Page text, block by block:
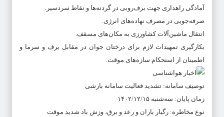
آمادگی راهداری جهت برف‌روبی در گردنه‌ها و نقاط سردسیر.
صرفه‌جویی در مصرف نهاده‌های انرژی.
انتقال ماشین‌آلات کشاورزی به مکان‌های مسقف.
بکارگیری تمهیدات لازم برای درختان جوان در مقابل برف و سرما و
اطمینان از استحکام سازه‌های موقت.
توصیف سامانه: تشدید فعالیت سامانه بارشی
زمان پایان: سه‌شنبه ۱۴۰۲/۱۲/۱۵
نوع مخاطره: رگبار باران و رعد و برق، وزش باد شدید موقت